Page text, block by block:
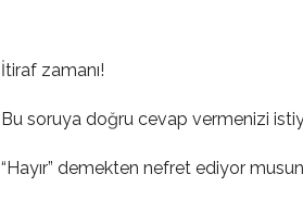
İtiraf zamanı!
Bu soruya doğru cevap vermenizi
“Hayır” demekten nefret ediyor